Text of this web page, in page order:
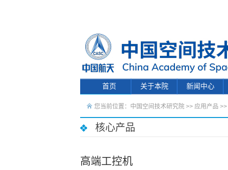
首页 关于本院 新闻中心
您当前位置： 中国空间技术研究院 >> 应用产品 >>
核心产品
高端工控机